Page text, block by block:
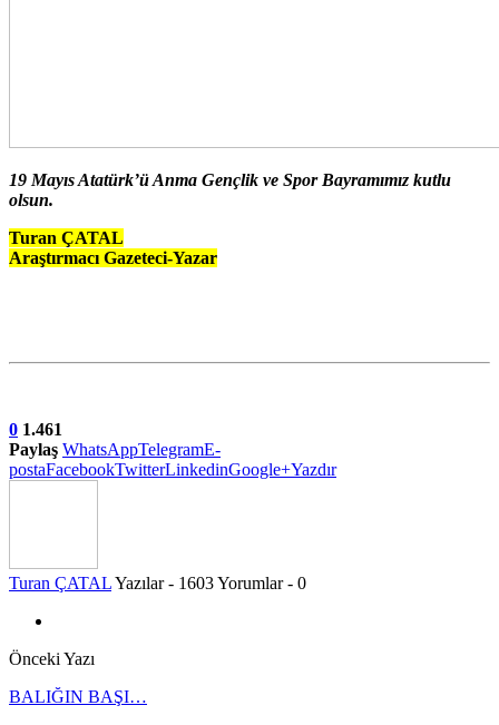
19 Mayıs Atatürk’ü Anma Gençlik ve Spor Bayramımız kutlu
olsun.
Turan ÇATAL
Araştırmacı Gazeteci-Yazar
0 1.461
Paylaş WhatsAppTelegramE-
postaFacebookTwitterLinkedinGoogle+Yazdır
Turan ÇATALYazılar - 1603Yorumlar - 0
Önceki Yazı
BALIĞIN BAŞI…